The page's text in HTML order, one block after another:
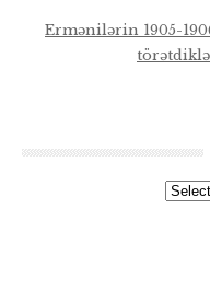
Ermənilərin 1905-
Arxiv